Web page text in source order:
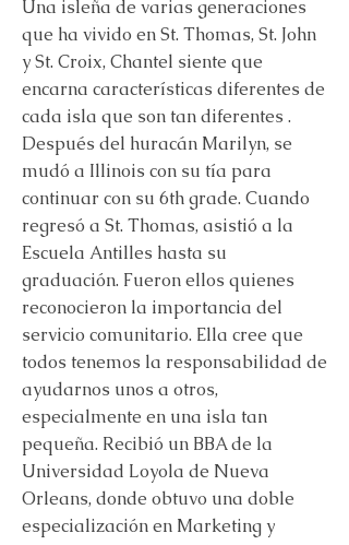
Una isleña de varias generaciones
que ha vivido en St. Thomas, St. John
y St. Croix, Chantel siente que
encarna características diferentes de
cada isla que son tan diferentes .
Después del huracán Marilyn, se
mudó a Illinois con su tía para
continuar con su 6th grade. Cuando
regresó a St. Thomas, asistió a la
Escuela Antilles hasta su
graduación. Fueron ellos quienes
reconocieron la importancia del
servicio comunitario. Ella cree que
todos tenemos la responsabilidad de
ayudarnos unos a otros,
especialmente en una isla tan
pequeña. Recibió un BBA de la
Universidad Loyola de Nueva
Orleans, donde obtuvo una doble
especialización en Marketing y